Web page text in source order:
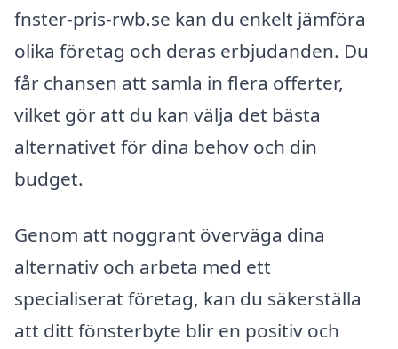
fnster-pris-rwb.se kan du enkelt jämföra
olika företag och deras erbjudanden. Du
får chansen att samla in flera offerter,
vilket gör att du kan välja det bästa
alternativet för dina behov och din
budget.
Genom att noggrant överväga dina
alternativ och arbeta med ett
specialiserat företag, kan du säkerställa
att ditt fönsterbyte blir en positiv och